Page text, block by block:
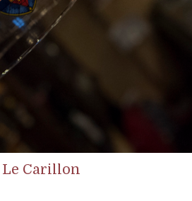
Le Carillon